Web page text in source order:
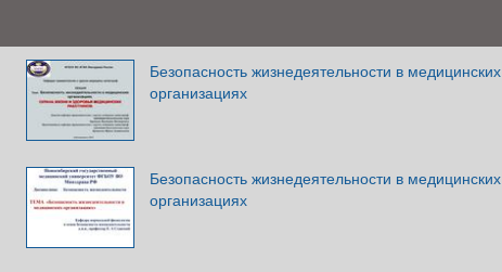
Безопасность жизнедеятельности в медицинских
организациях
Безопасность жизнедеятельности в медицинских
организациях